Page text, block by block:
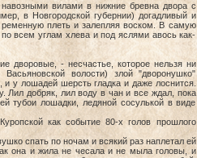
вилами в нижние бревна двора с
в Новгородской губернии) догадливый и
ременную плеть и залепляя воском. В самую
всем углам хлева и под яслями авось как-
- несчастье, которое нельзя ни
волости) злой "дворонушко"
у лошадей шерсть гладка и даже лоснится.
Лил добряк, лил воду в чан и все ждал, пока
тубои лошадки, ледяной сосулькой в виде
как событие 80-х голов прошлого
спать по ночам и всякий раз наплетал ей
она и жила не чесала и не мыла головы, и